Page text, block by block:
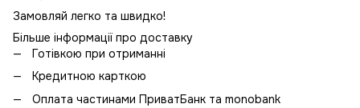
Замовляй легко та швидко!
Більше інформації про доставку
Готівкою при отриманні
Кредитною карткою
Оплата частинами ПриватБанк та monobank